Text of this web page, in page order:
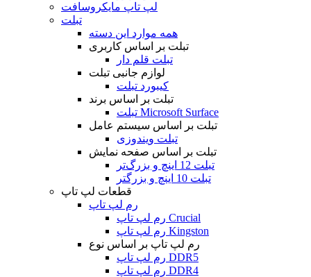
لپ تاپ مایکروسافت
تبلت
همه موارد این دسته
تبلت بر اساس کاربری
تبلت قلم دار
لوازم جانبی تبلت
کیبورد تبلت
تبلت بر اساس برند
تبلت Microsoft Surface
تبلت بر اساس سیستم عامل
تبلت ویندوزی
تبلت بر اساس صفحه نمایش
تبلت 12 اینچ و بزرگ‌تر
تبلت 10 اینچ و بزرگتر
قطعات لپ تاپ
رم لپ تاپ
رم لپ تاپ Crucial
رم لپ تاپ Kingston
رم لپ تاپ بر اساس نوع
رم لپ تاپ DDR5
رم لپ تاپ DDR4